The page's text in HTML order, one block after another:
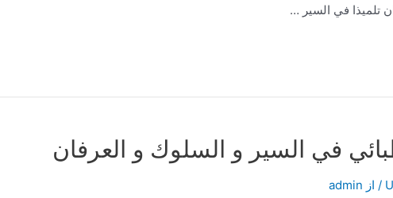
تلميذا في السير …
في السير و السلوك و العرفان
/ از admin